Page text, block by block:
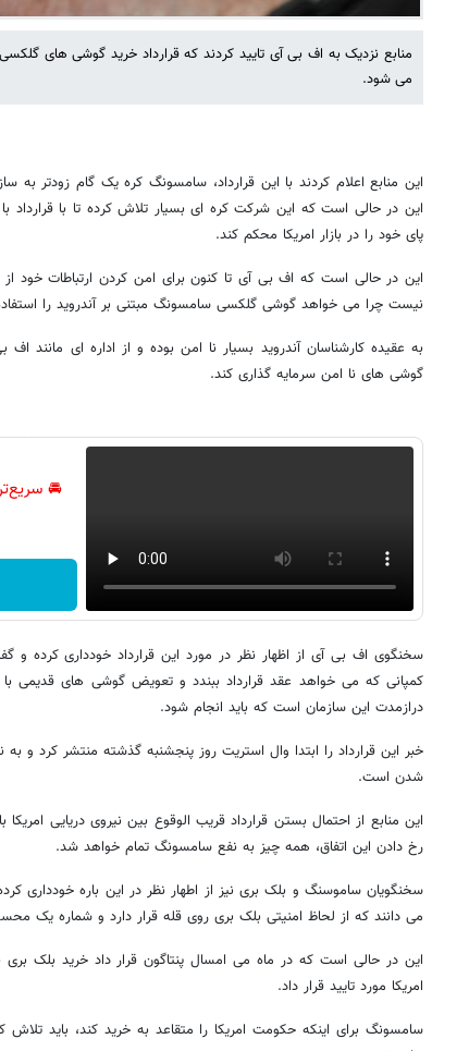
منابع نزدیک به اف بی آی تایید کردند که قرارداد خرید گوشی های
می شود.
این منابع اعلام کردند با این قرارداد، سامسونگ کره یک گام زودتر به
این در حالی است که این شرکت کره ای بسیار تلاش کرده تا با قرارداد
پای خود را در بازار امریکا محکم کند.
این در حالی است که اف بی آی تا کنون برای امن کردن ارتباطات خود
نیست چرا می خواهد گوشی گلکسی سامسونگ مبتنی بر آندروید را
گوشی های نا امن سرمایه گذاری کند.
🚘
سخنگوی اف بی آی از اظهار نظر در مورد این قرارداد خودداری کرده و
کمپانی که می خواهد عقد قرارداد ببندد و تعویض گوشی های قدیمی
درازمدت این سازمان است که باید انجام شود.
خبر این قرارداد را ابتدا وال استریت روز پنجشنبه گذشته منتشر کرد و
شدن است.
این منابع از احتمال بستن قرارداد قریب الوقوع بین نیروی دریایی
رخ دادن این اتفاق، همه چیز به نفع سامسونگ تمام خواهد شد.
سخنگویان ساموسنگ و بلک بری نیز از اطهار نظر در این باره خودداری
می دانند که از لحاظ امنیتی بلک بری روی قله قرار دارد و شماره یک
امریکا مورد تایید قرار داد.
سامسونگ برای اینکه حکومت امریکا را متقاعد به خرید کند، باید تلاش